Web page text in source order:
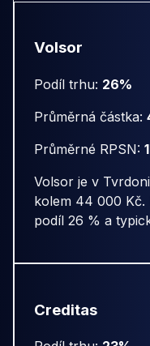
Volsor
Podíl trhu: 26%
Průměrná částka:
Průměrné RPSN:
Volsor je v
kolem 44 000 Kč.
podíl 26 % a
Creditas